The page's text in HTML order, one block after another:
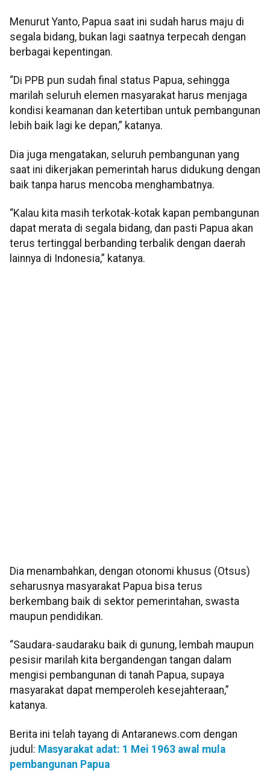
Menurut Yanto, Papua saat ini sudah harus maju di
segala bidang, bukan lagi saatnya terpecah dengan
berbagai kepentingan.
“Di PPB pun sudah final status Papua, sehingga
marilah seluruh elemen masyarakat harus menjaga
kondisi keamanan dan ketertiban untuk pembangunan
lebih baik lagi ke depan,” katanya.
Dia juga mengatakan, seluruh pembangunan yang
saat ini dikerjakan pemerintah harus didukung dengan
baik tanpa harus mencoba menghambatnya.
“Kalau kita masih terkotak-kotak kapan pembangunan
dapat merata di segala bidang, dan pasti Papua akan
terus tertinggal berbanding terbalik dengan daerah
lainnya di Indonesia,” katanya.
Dia menambahkan, dengan otonomi khusus (Otsus)
seharusnya masyarakat Papua bisa terus
berkembang baik di sektor pemerintahan, swasta
maupun pendidikan.
“Saudara-saudaraku baik di gunung, lembah maupun
pesisir marilah kita bergandengan tangan dalam
mengisi pembangunan di tanah Papua, supaya
masyarakat dapat memperoleh kesejahteraan,”
katanya.
Berita ini telah tayang di Antaranews.com dengan
judul: Masyarakat adat: 1 Mei 1963 awal mula
pembangunan Papua